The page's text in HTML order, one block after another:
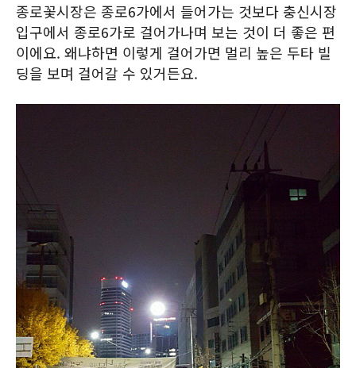
종로꽃시장은 종로6가에서 들어가는 것보다 충신시장
입구에서 종로6가로 걸어가나며 보는 것이 더 좋은 편
이에요. 왜냐하면 이렇게 걸어가면 멀리 높은 두타 빌
딩을 보며 걸어갈 수 있거든요.